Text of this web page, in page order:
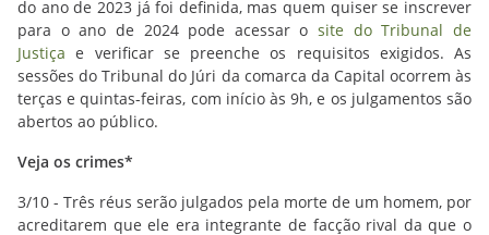
do ano de 2023 já foi definida, mas quem quiser se inscrever
para o ano de 2024 pode acessar osite do Tribunal de
Justiçae verificar se preenche os requisitos exigidos. As
sessões do Tribunal do Júri da comarca da Capital ocorrem às
terças e quintas-feiras, com início às 9h, e os julgamentos são
abertos ao público.
Veja os crimes*
3/10 - Três réus serão julgados pela morte de um homem, por
acreditarem que ele era integrante de facção rival da que o